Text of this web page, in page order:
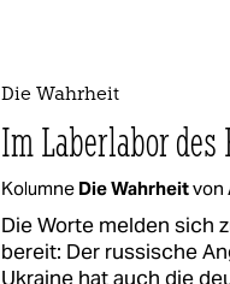
Die Wahrheit
Im Laberlabor des
Kolumne Die Wahrheitvon
Die Worte melden sich
bereit: Der russische
Ukraine hat auch die